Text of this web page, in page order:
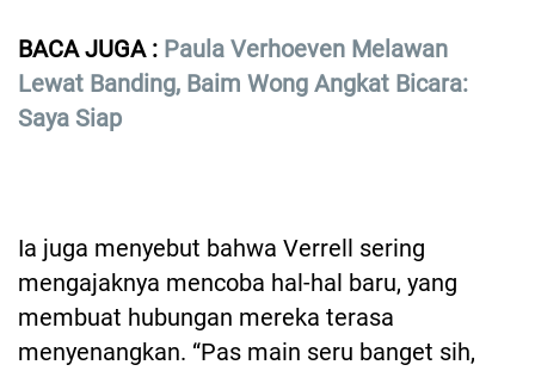
BACA JUGA : Paula Verhoeven Melawan
Lewat Banding, Baim Wong Angkat Bicara:
Saya Siap
Ia juga menyebut bahwa Verrell sering
mengajaknya mencoba hal-hal baru, yang
membuat hubungan mereka terasa
menyenangkan. “Pas main seru banget sih,